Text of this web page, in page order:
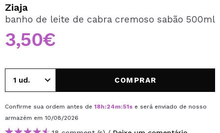
Ao criar uma conta no Maquibeauty.pt pode fazer as suas
compras rapidamente, verificar o estado das suas
encomendas e consultar as suas operações anteriores.
CRIAR CONTA
Ziaja
banho de leite de cabra cremoso sabão 500ml
3,50€
COMPRAR
Confirme sua ordem antes de 18h:24m:51s e será enviado de nosso
armazém em 10/08/2026